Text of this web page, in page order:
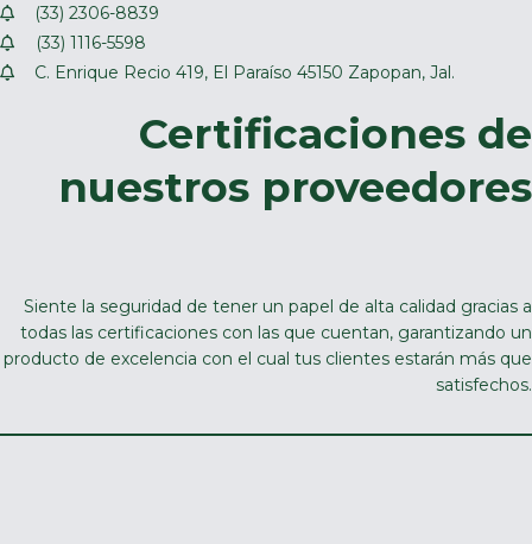
(33) 2306-8839
(33) 1116-5598
C. Enrique Recio 419, El Paraíso 45150 Zapopan, Jal.
Certificaciones de
nuestros proveedores
Siente la seguridad de tener un papel de alta calidad gracias a
todas las certificaciones con las que cuentan, garantizando un
producto de excelencia con el cual tus clientes estarán más que
satisfechos.